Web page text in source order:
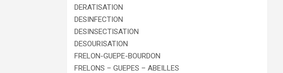
DERATISATION
DESINFECTION
DESINSECTISATION
DESOURISATION
FRELON-GUEPE-BOURDON
FRELONS – GUEPES – ABEILLES